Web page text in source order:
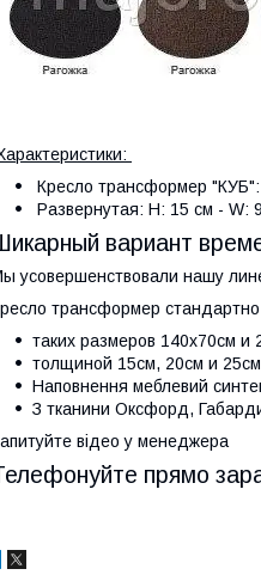
Кресло трансформер
Развернутая: H: 15 см - W:
вариант
усовершенствовали нашу
трансформер стандартно
таких размеров 140х70см
толщиной 15см, 20см и
Наповнення меблевий
З тканини Оксфорд,
відео у менеджера
прямо